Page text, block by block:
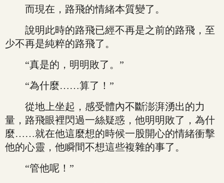
而現在，路飛的情緒本質變了。
說明此時的路飛已經不再是之前的路飛，至
少不再是純粹的路飛了。
“真是的，明明敗了。”
“為什麼……算了！”
從地上坐起，感受體內不斷澎湃湧出的力
量，路飛眼裡閃過一絲疑惑，他明明敗了，為什
麼……就在他這麼想的時候一股開心的情緒衝擊
他的心靈，他瞬間不想這些複雜的事了。
“管他呢！”